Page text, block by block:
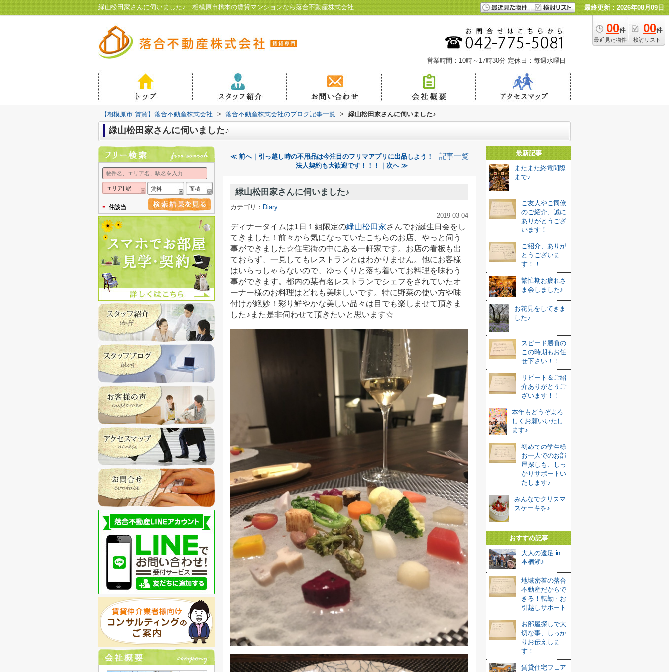
緑山松田家さんに伺いました♪｜相模原市橋本の賃貸マンションなら落合不動産株式会社 最終更新：2026年08月09日
00件
最近見た物件
00件
検討リスト
営業時間：10時～17時30分 定休日：毎週水曜日
【相模原市 賃貸】落合不動産株式会社 > 落合不動産株式会社のブログ記事一覧 > 緑山松田家さんに伺いました♪
緑山松田家さんに伺いました♪
≪ 前へ｜引っ越し時の不用品は今注目のフリマアプリに出品しよう！ 記事一覧
法人契約も大歓迎です！！！｜次へ ≫
緑山松田家さんに伺いました♪
カテゴリ： Diary
2019-03-04
ディナータイムは1日１組限定の緑山松田家さんでお誕生日会をし
てきました！前々から気になっていたこちらのお店、やっと伺う
事ができました☆住宅街の中にある一軒家です。お店の看板も出
ておらず、一見してもレストランとはわかりません。他にお客様
はいらっしゃらないので、ゆっくりと落ち着いてお料理を味わう
事ができます。都内の某有名レストランでシェフをされていたオ
ーナー様のお料理はどれも美味しいです。特に野菜の使い方や味
付けが絶妙！彩り鮮やかな美しい品々は目でも楽しませて頂きま
した♪また是非伺わせて頂きたいと思います☆
最新記事
またまた終電間際
まで♪
ご友人やご同僚
のご紹介、誠に
ありがとうござ
います！
ご紹介、ありが
とうございま
す！！
繁忙期お疲れさ
ま会しました♪
お花見をしてきま
した♪
スピード勝負の
この時期もお任
せ下さい！！
リピート＆ご紹
介ありがとうご
ざいます！！
本年もどうぞよろ
しくお願いいたし
ます♪
初めての学生様
お一人でのお部
屋探しも、しっ
かりサポートい
たします♪
みんなでクリスマ
スケーキを♪
おすすめ記事
大人の遠足 in
本栖湖♪
地域密着の落合
不動産だからで
きる！転勤・お
引越しサポート
お部屋探しで大
切な事、しっか
りお伝えしま
す！
賃貸住宅フェア
エリア| 駅 賃料 面積
- 件該当